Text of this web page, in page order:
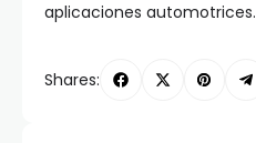
aplicaciones automotrices.
Shares: